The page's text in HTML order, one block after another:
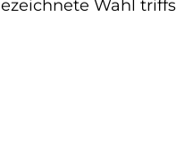
Wahl